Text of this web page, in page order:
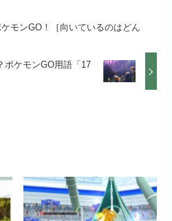
モンGO！［向いているのはどん
ポケモンGO用語「17